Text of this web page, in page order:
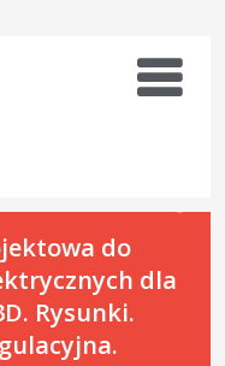
do
dla
Rysunki.